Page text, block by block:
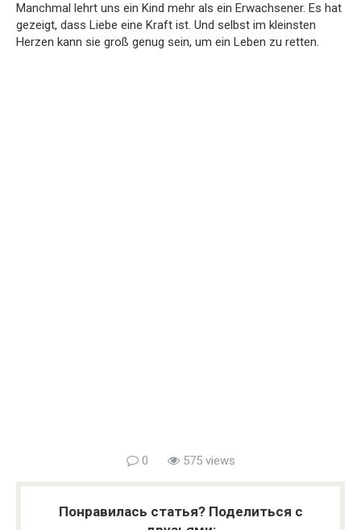
Manchmal lehrt uns ein Kind mehr als ein Erwachsener. Es hat
gezeigt, dass Liebe eine Kraft ist. Und selbst im kleinsten
Herzen kann sie groß genug sein, um ein Leben zu retten.
0 575 views
Понравилась статья? Поделиться с